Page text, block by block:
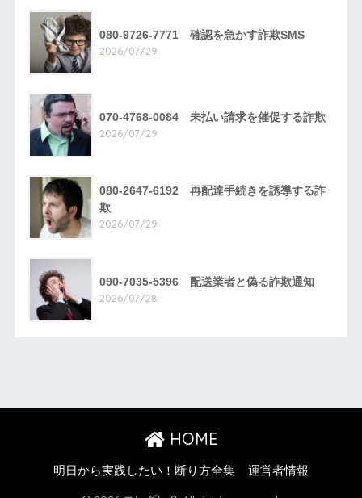
080-9726-7771 確認を急かす詐欺SMS
2026/07/29
070-4768-0084 未払い請求を催促する詐欺
2026/07/29
080-2647-6192 再配達手続きを誘導する詐
欺
2026/07/29
090-7035-5396 配送業者と偽る詐欺通知
2026/07/28
HOME
明日から実践したい！断り方全集 運営者情報